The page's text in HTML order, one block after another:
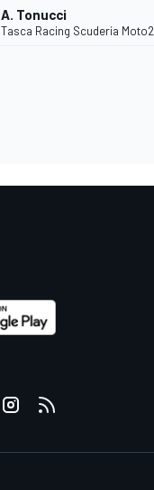
A. Tonucci
Tasca Racing Scuderia Moto2